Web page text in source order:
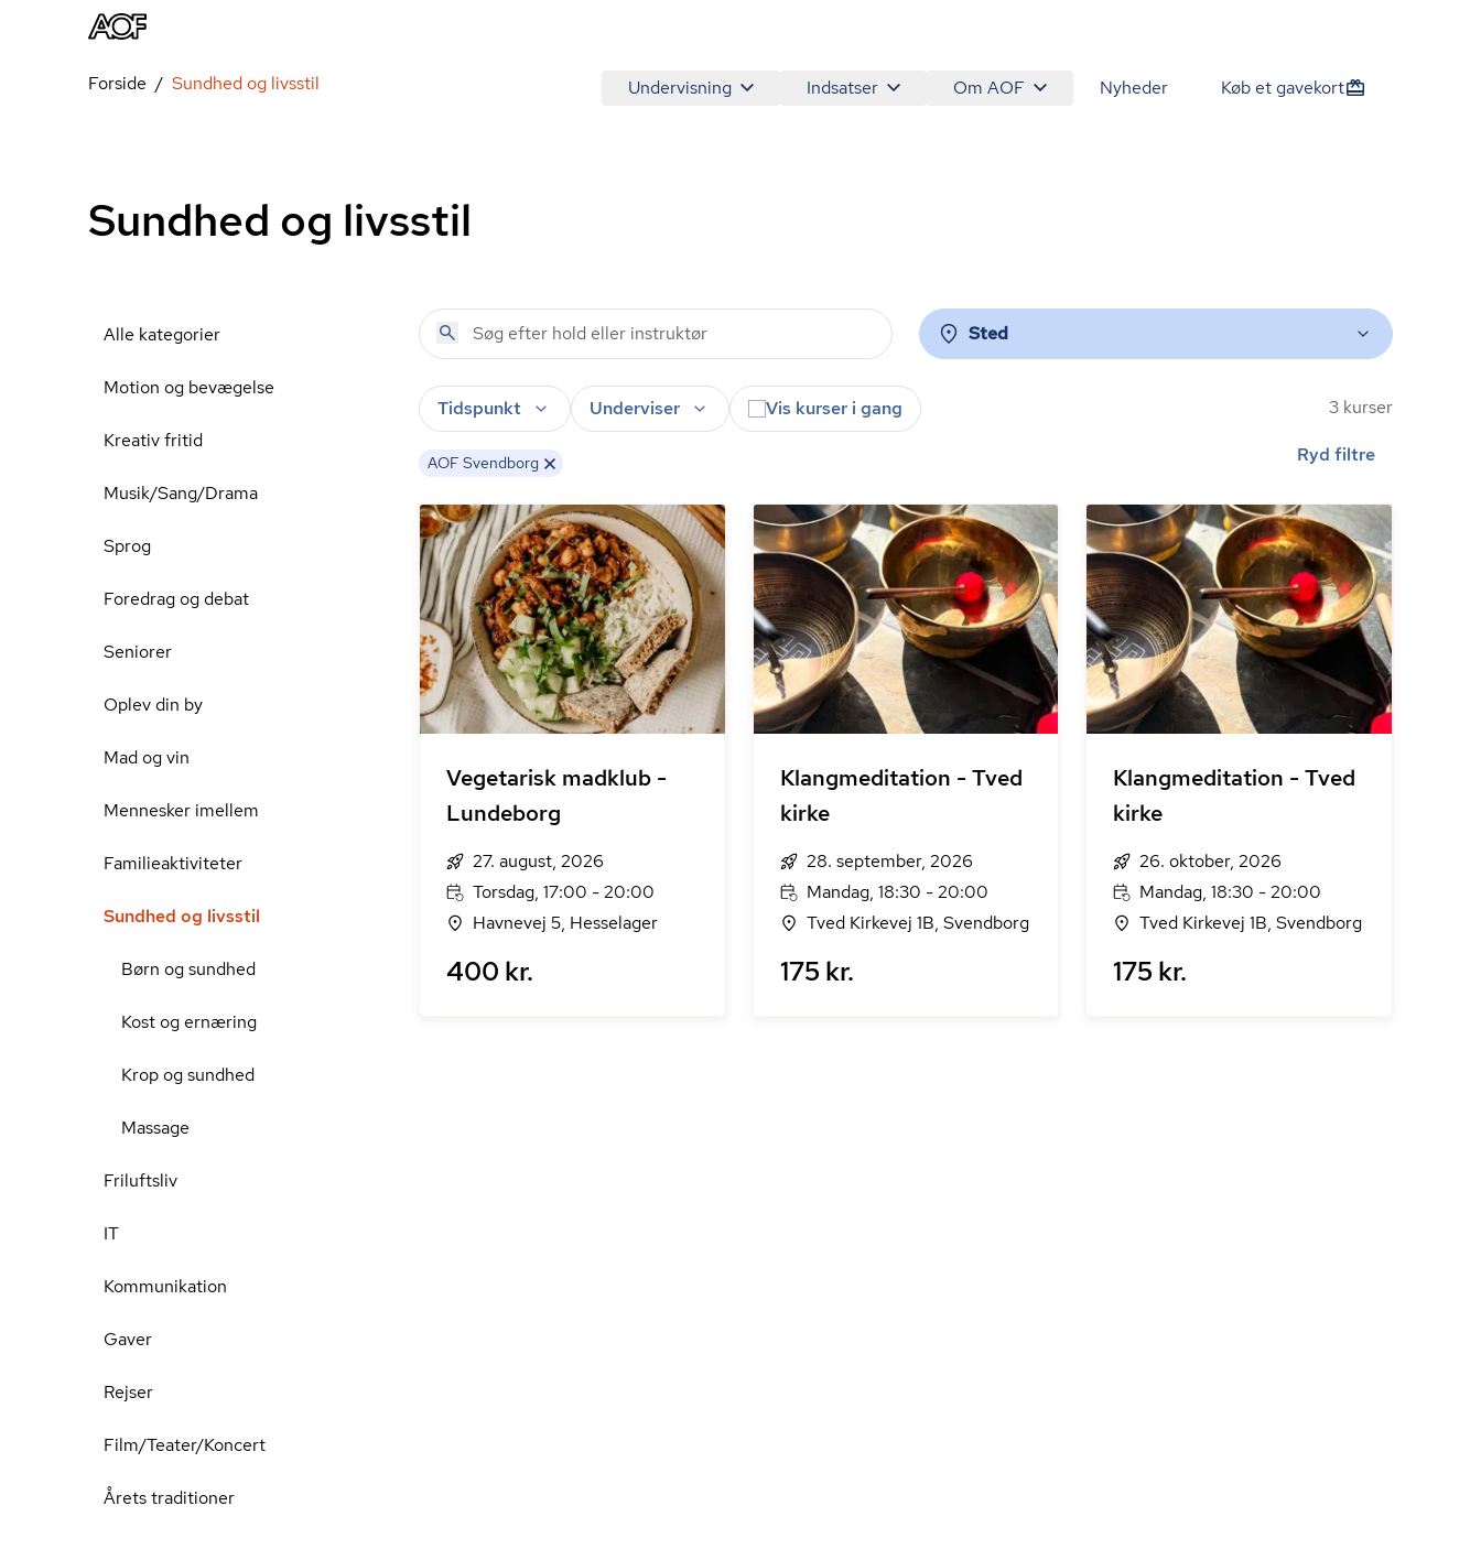
Undervisning Indsatser Om AOF Nyheder Køb et gavekort
Forside Sundhed og livsstil
Sundhed og livsstil
Alle kategorier
Motion og bevægelse
Kreativ fritid
Musik/Sang/Drama
Sprog
Foredrag og debat
Seniorer
Oplev din by
Mad og vin
Mennesker imellem
Familieaktiviteter
Sundhed og livsstil
Børn og sundhed
Kost og ernæring
Krop og sundhed
Massage
Friluftsliv
IT
Kommunikation
Gaver
Rejser
Film/Teater/Koncert
Årets traditioner
Sted
Tidspunkt Underviser Vis kurser i gang
AOF Svendborg
3 kurser
Ryd filtre
Vegetarisk madklub -
Lundeborg
27. august, 2026
Torsdag, 17:00 - 20:00
Havnevej 5, Hesselager
400 kr.
Klangmeditation - Tved
kirke
28. september, 2026
Mandag, 18:30 - 20:00
Tved Kirkevej 1B, Svendborg
175 kr.
Klangmeditation - Tved
kirke
26. oktober, 2026
Mandag, 18:30 - 20:00
Tved Kirkevej 1B, Svendborg
175 kr.